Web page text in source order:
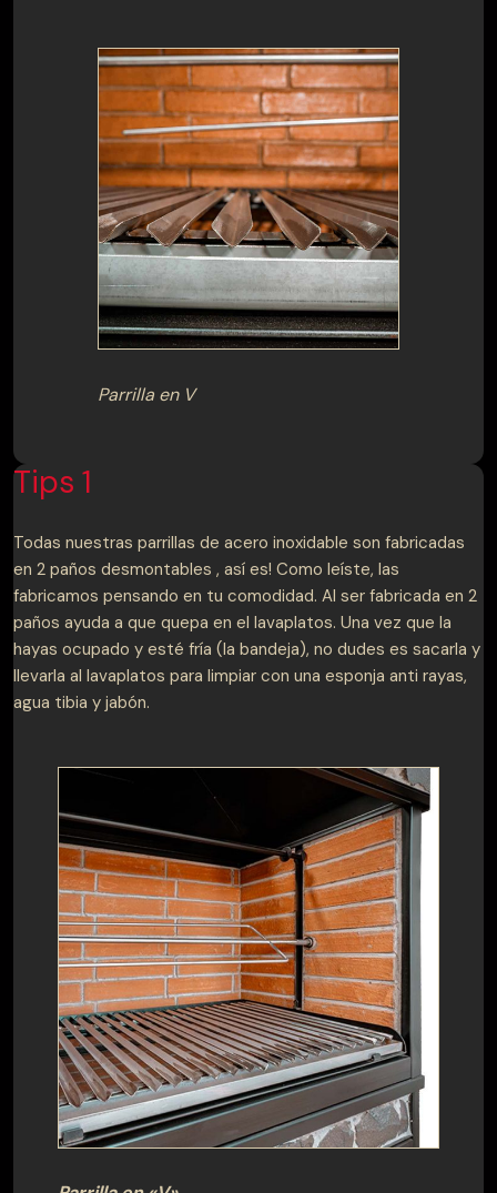
Parrilla en V
Tips 1
Todas nuestras parrillas de acero inoxidable son fabricadas
en 2 paños desmontables , así es! Como leíste, las
fabricamos pensando en tu comodidad. Al ser fabricada en 2
paños ayuda a que quepa en el lavaplatos. Una vez que la
hayas ocupado y esté fría (la bandeja), no dudes es sacarla y
llevarla al lavaplatos para limpiar con una esponja anti rayas,
agua tibia y jabón.